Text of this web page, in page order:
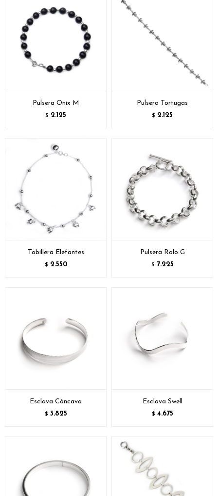
Pulsera Onix M
$ 2.125
Pulsera Tortugas
$ 2.125
Tobillera Elefantes
$ 2.550
Pulsera Rolo G
$ 7.225
Esclava Cóncava
$ 3.825
Esclava Swell
$ 4.675